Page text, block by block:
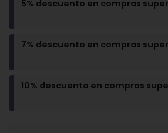
5% descuento en compras
7% descuento en compras
10% descuento en compras